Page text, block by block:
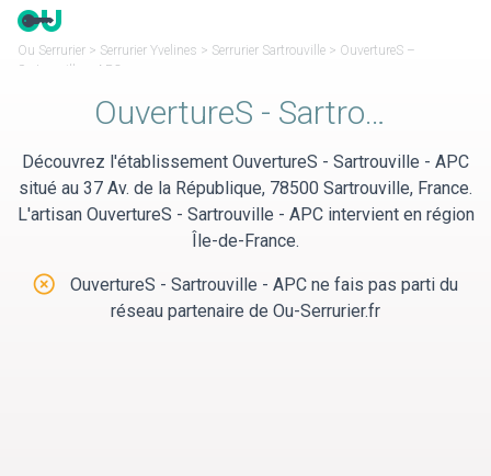
Panneau de gestion des cookies
Ou Serrurier > Serrurier Yvelines > Serrurier Sartrouville > OuvertureS –
Sartrouville – APC
OuvertureS - Sartrouville - APC
Découvrez l'établissement OuvertureS - Sartrouville - APC
situé au 37 Av. de la République, 78500 Sartrouville, France.
L'artisan OuvertureS - Sartrouville - APC intervient en région
Île-de-France.
OuvertureS - Sartrouville - APC ne fais pas parti du
réseau partenaire de Ou-Serrurier.fr